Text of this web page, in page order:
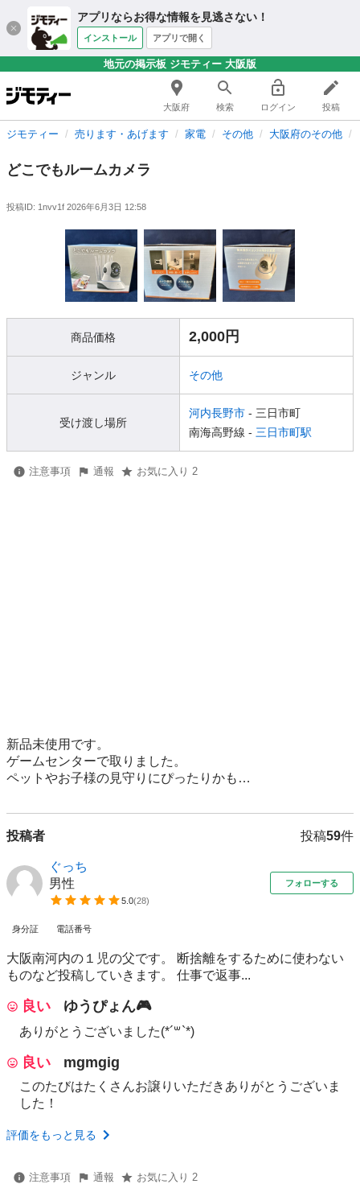
アプリならお得な情報を見逃さない！
インストール アプリで開く
地元の掲示板 ジモティー 大阪版
大阪府 検索 ログイン 投稿
ジモティー 売ります・あげます 家電 その他 大阪府のその他
どこでもルームカメラ
投稿ID: 1nvv1f 2026年6月3日 12:58
商品価格 2,000円
ジャンル その他
受け渡し場所
河内長野市 - 三日市町
南海高野線 - 三日市町駅
注意事項 通報 お気に入り 2
新品未使用です。
ゲームセンターで取りました。
ペットやお子様の見守りにぴったりかも…
投稿者 投稿59件
ぐっち
男性
5.0(28)
フォローする
身分証 電話番号
大阪南河内の１児の父です。 断捨離をするために使わない
ものなど投稿していきます。 仕事で返事...
良い ゆうぴょん🎮
ありがとうございました(*´꒳`*)
良い mgmgig
このたびはたくさんお譲りいただきありがとうございま
した！
評価をもっと見る
注意事項 通報 お気に入り 2